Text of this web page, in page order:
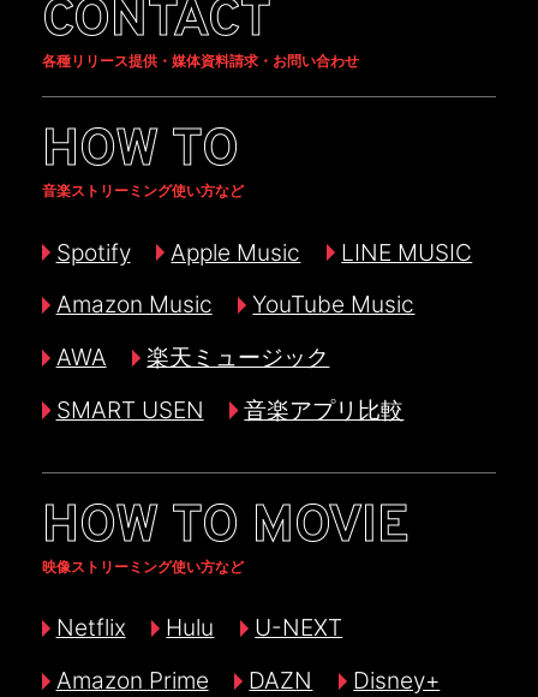
CONTACT
各種リリース提供・媒体資料請求・お問い合わせ
HOW TO
音楽ストリーミング使い方など
Spotify Apple Music
LINE MUSIC
Amazon Music
YouTube Music
AWA
楽天ミュージック
SMART USEN
音楽アプリ比較
HOW TO MOVIE
映像ストリーミング使い方など
Netflix Hulu
U-NEXT
Amazon Prime
DAZN
Disney+